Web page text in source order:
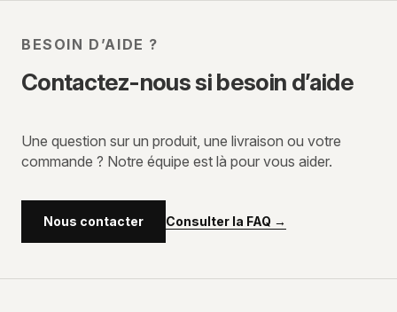
BESOIN D’AIDE ?
Contactez-nous si besoin d’aide
Une question sur un produit, une livraison ou votre
commande ? Notre équipe est là pour vous aider.
Nous contacter Consulter la FAQ →